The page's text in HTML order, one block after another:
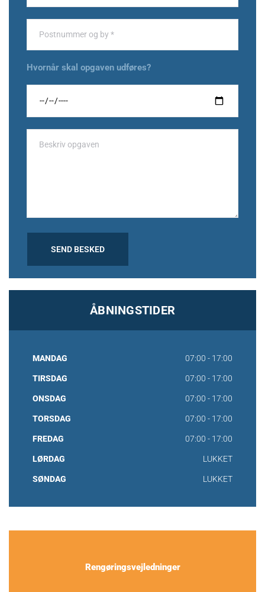
Hvornår skal opgaven udføres?
ÅBNINGSTIDER
MANDAG 07:00 - 17:00
TIRSDAG 07:00 - 17:00
ONSDAG 07:00 - 17:00
TORSDAG 07:00 - 17:00
FREDAG 07:00 - 17:00
LØRDAG LUKKET
SØNDAG LUKKET
Rengøringsvejledninger